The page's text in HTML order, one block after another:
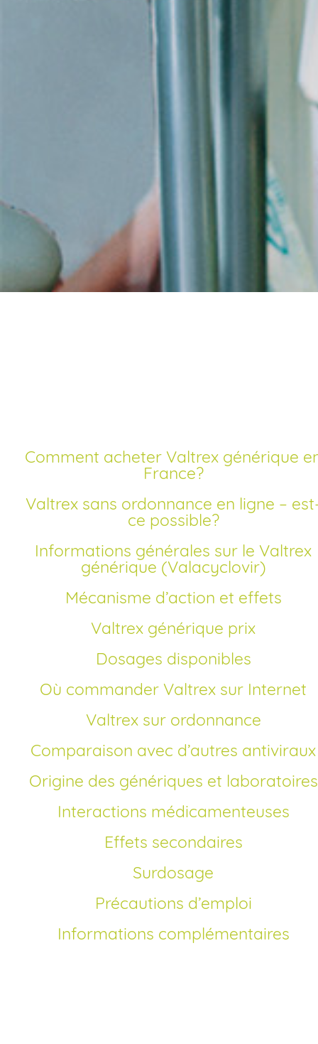
Comment acheter Valtrex générique en
France?
Valtrex sans ordonnance en ligne – est-
ce possible?
Informations générales sur le Valtrex
générique (Valacyclovir)
Mécanisme d’action et effets
Valtrex générique prix
Dosages disponibles
Où commander Valtrex sur Internet
Valtrex sur ordonnance
Comparaison avec d’autres antiviraux
Origine des génériques et laboratoires
Interactions médicamenteuses
Effets secondaires
Surdosage
Précautions d’emploi
Informations complémentaires